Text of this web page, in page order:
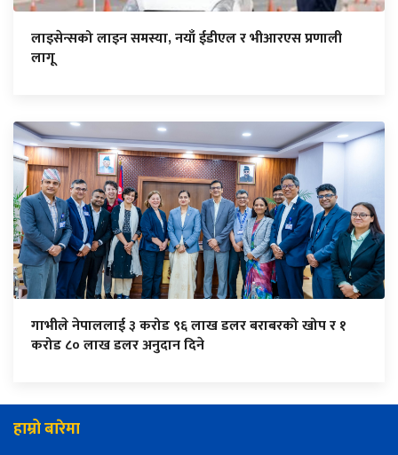
लाइसेन्सको लाइन समस्या, नयाँ ईडीएल र भीआरएस प्रणाली
लागू
गाभीले नेपाललाई ३ करोड ९६ लाख डलर बराबरको खोप र १
करोड ८० लाख डलर अनुदान दिने
हाम्रो बारेमा